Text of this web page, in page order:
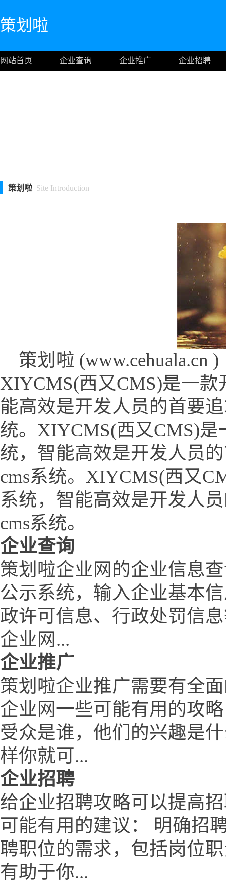
策划啦
网站首页 企业查询 企业推广 企业招聘
策划啦 Site Introduction
策划啦 (www.cehuala.cn )
XIYCMS(西又CMS)是一
能高效是开发人员的首要
统。XIYCMS(西又CMS)
统，智能高效是开发人员
cms系统。XIYCMS(西又
系统，智能高效是开发人
cms系统。
企业查询
策划啦企业网的企业信息
公示系统，输入企业基本
政许可信息、行政处罚信
企业网...
企业推广
策划啦企业推广需要有全
企业网一些可能有用的攻
受众是谁，他们的兴趣是
样你就可...
企业招聘
给企业招聘攻略可以提高
可能有用的建议： 明确招
聘职位的需求，包括岗位
有助于你...